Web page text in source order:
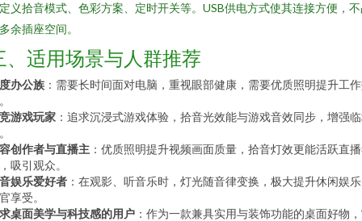
义拾音模式、色彩方案、定时开关等。USB供电方式使其连接方便，
余插座空间。
、适用场景与人群推荐
办公族 ：需要长时间面对电脑，重视眼部健康，需要优质照明提升工
游戏玩家 ：追求沉浸式游戏体验，拾音光效能与游戏音效同步，增强
创作者与直播主 ：优质照明提升视频画面质量，拾音灯效更能活跃直
吸引观众。
娱乐爱好者 ：在观影、听音乐时，灯光随音律变换，极大提升休闲娱
享受。
桌面美学与科技感的用户 ：作为一款兼具实用与装饰功能的桌面好物